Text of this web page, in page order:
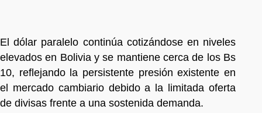
El dólar paralelo continúa cotizándose en niveles
elevados en Bolivia y se mantiene cerca de los Bs
10, reflejando la persistente presión existente en
el mercado cambiario debido a la limitada oferta
de divisas frente a una sostenida demanda.